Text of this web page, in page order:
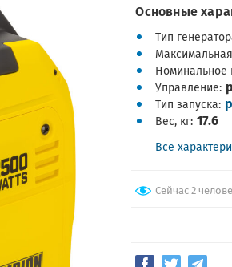
Основные
Тип
Номинальное
Управление
Тип запуска
Вес, кг 17.6
Все
Сейчас 2